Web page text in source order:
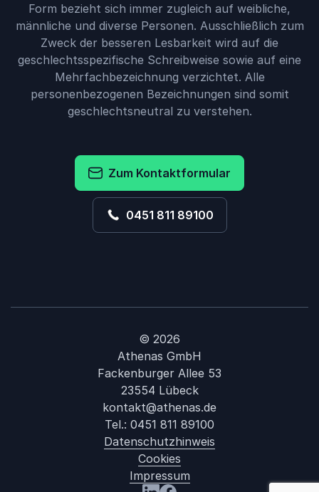
Form bezieht sich immer zugleich auf weibliche,
männliche und diverse Personen. Ausschließlich zum
Zweck der besseren Lesbarkeit wird auf die
geschlechtsspezifische Schreibweise sowie auf eine
Mehrfachbezeichnung verzichtet. Alle
personenbezogenen Bezeichnungen sind somit
geschlechtsneutral zu verstehen.
Zum Kontaktformular
0451 811 89100
© 2026
Athenas GmbH
Fackenburger Allee 53
23554 Lübeck
kontakt@athenas.de
Tel.: 0451 811 89100
Datenschutzhinweis
Cookies
Impressum